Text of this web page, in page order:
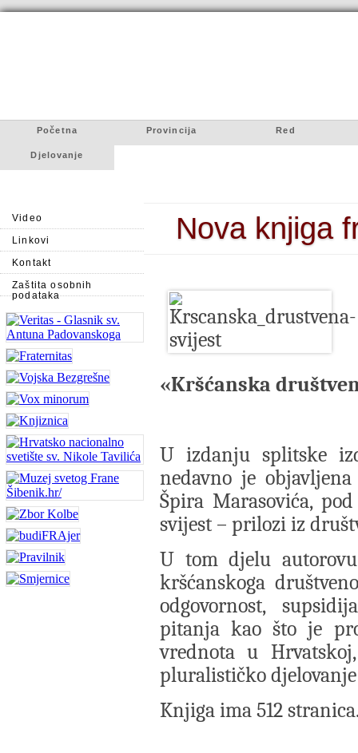
Početna Provincija Red
Djelovanje
Video
Linkovi
Kontakt
Zaštita osobnih
podataka
Nova knjiga
«Kršćanska
U izdanju splitske
nedavno je
Špira Marasovića,
svijest – prilozi iz
U tom djelu
kršćanskoga
odgovornost,
pitanja kao što je
vrednota u
pluralističko
Knjiga ima 512